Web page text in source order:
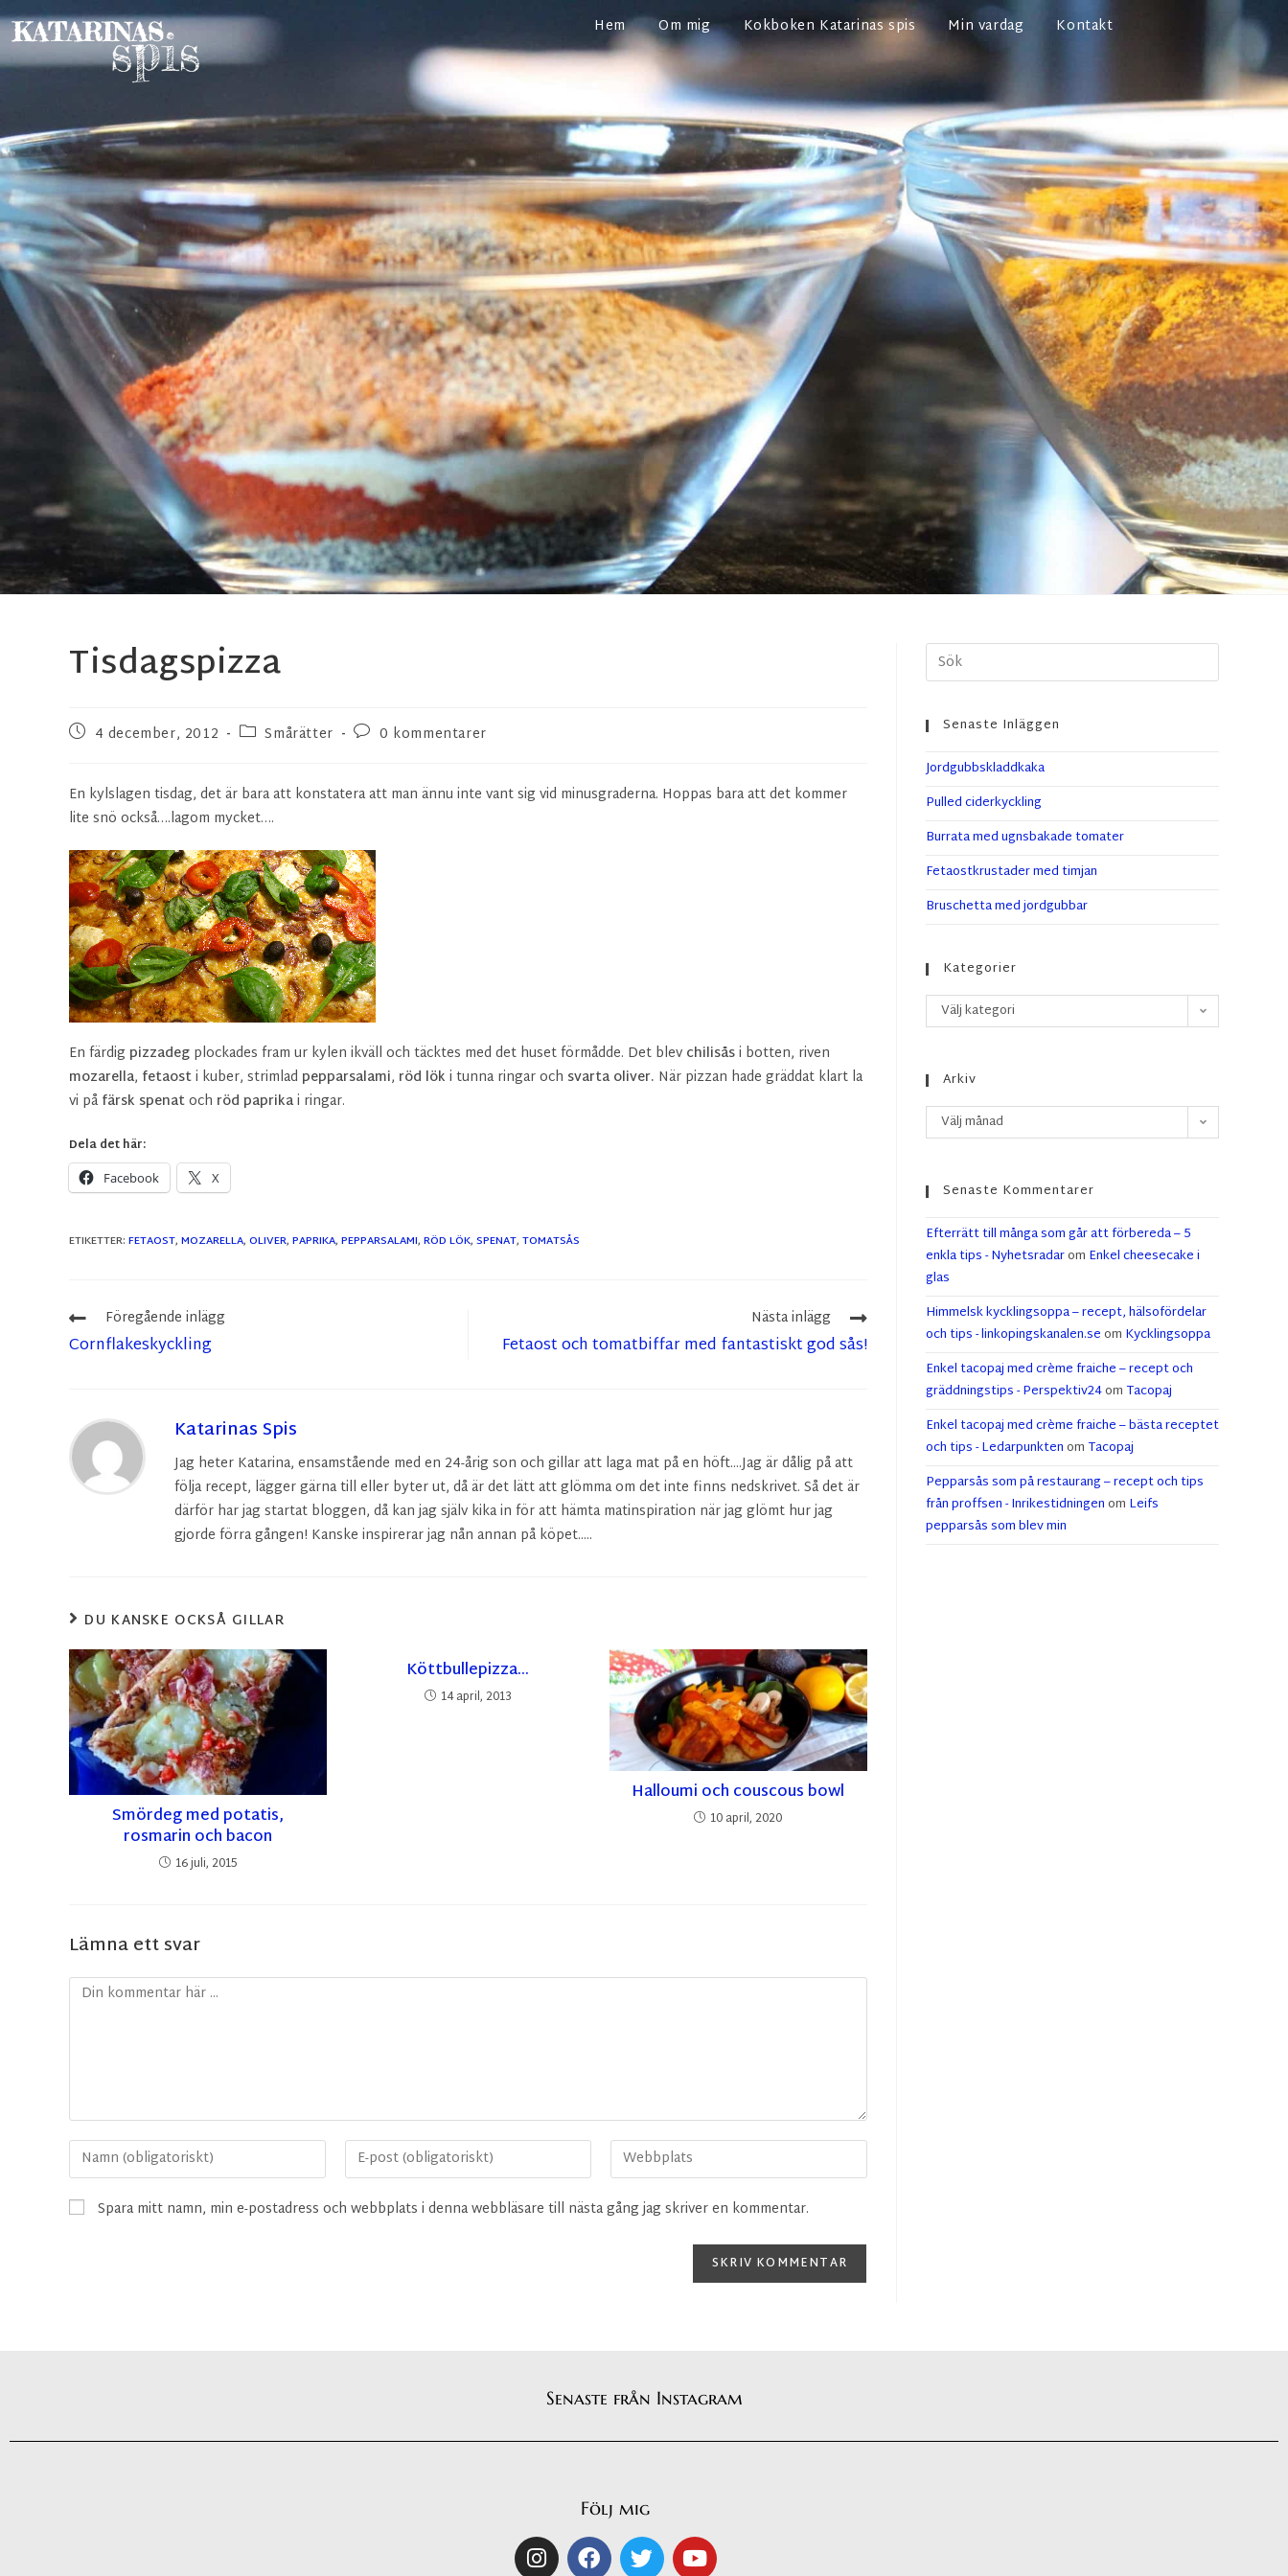
Hem Om mig Kokboken Katarinas spis Min vardag Kontakt
Tisdagspizza
4 december, 2012 Smårätter 0 kommentarer
En kylslagen tisdag, det är bara att konstatera att man ännu inte vant sig vid minusgraderna. Hoppas bara att det kommer
lite snö också….lagom mycket….
En färdig pizzadeg plockades fram ur kylen ikväll och täcktes med det huset förmådde. Det blev chilisåsi botten, riven
mozarella, fetaosti kuber, strimlad pepparsalami, röd lök i tunna ringar och svarta oliver. När pizzan hade gräddat klart la
vi på färsk spenatoch röd paprikai ringar.
Dela det här:
Facebook X
ETIKETTER: FETAOST, MOZARELLA, OLIVER, PAPRIKA, PEPPARSALAMI, RÖD LÖK, SPENAT, TOMATSÅS
Föregående inlägg
Cornflakeskyckling
Nästa inlägg
Fetaost och tomatbiffar med fantastiskt god sås!
Katarinas Spis
Jag heter Katarina, ensamstående med en 24-årig son och gillar att laga mat på en höft....Jag är dålig på att
följa recept, lägger gärna till eller byter ut, då är det lätt att glömma om det inte finns nedskrivet. Så det är
därför har jag startat bloggen, då kan jag själv kika in för att hämta matinspiration när jag glömt hur jag
gjorde förra gången! Kanske inspirerar jag nån annan på köpet.....
DU KANSKE OCKSÅ GILLAR
Smördeg med potatis,
rosmarin och bacon
16 juli, 2015
Köttbullepizza…
14 april, 2013
Halloumi och couscous bowl
10 april, 2020
Lämna ett svar
Spara mitt namn, min e-postadress och webbplats i denna webbläsare till nästa gång jag skriver en kommentar.
Senaste Inläggen
Jordgubbskladdkaka
Pulled ciderkyckling
Burrata med ugnsbakade tomater
Fetaostkrustader med timjan
Bruschetta med jordgubbar
Kategorier
Välj kategori
Arkiv
Välj månad
Senaste Kommentarer
Efterrätt till många som går att förbereda – 5
enkla tips - Nyhetsradarom Enkel cheesecake i
glas
Himmelsk kycklingsoppa – recept, hälsofördelar
och tips - linkopingskanalen.seom Kycklingsoppa
Enkel tacopaj med crème fraiche – recept och
gräddningstips - Perspektiv24omTacopaj
Enkel tacopaj med crème fraiche – bästa receptet
och tips - LedarpunktenomTacopaj
Pepparsås som på restaurang – recept och tips
från proffsen - Inrikestidningenom Leifs
pepparsås som blev min
Senaste från Instagram
Följ mig